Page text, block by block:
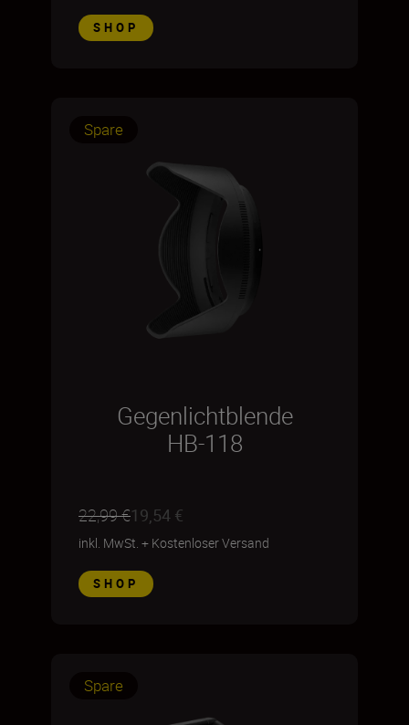
SHOP
Spare
Gegenlichtblende
HB-118
22,99 €19,54 €
inkl. MwSt. + Kostenloser Versand
SHOP
Spare